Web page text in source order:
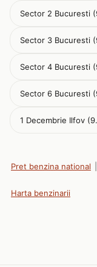
Sector 2 Bucuresti
Sector 3 Bucuresti
Sector 4 Bucuresti
Sector 6 Bucuresti
1 Decembrie Ilfov
Pret benzina national
Harta benzinarii